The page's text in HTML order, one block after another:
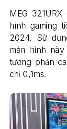
MEG
hình gaming
2024. Sử
màn hình
tương phản
chỉ 0,1ms.